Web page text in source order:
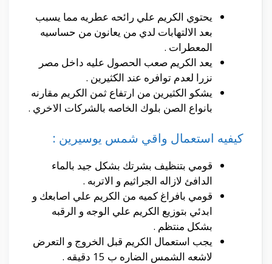
يحتوي الكريم علي رائحه عطريه مما يسبب
بعد الالتهابات لدي من يعانون من حساسيه
المعطرات .
يعد الكريم صعب الحصول عليه داخل مصر
نزرا لعدم توافره عند الكثيرين .
يشكو الكثيرين من ارتفاع ثمن الكريم مقارنه
بانواع الصن بلوك الخاصه بالشركات الاخري .
كيفيه استعمال واقي شمس يوسيرين :
قومي بتنظيف بشرتك بشكل جيد بالماء
الدافئ لازاله الجراثيم و الاتربه .
قومي بافراغ كميه من الكريم علي اصابعك و
ابدئي بتوزيع الكريم علي الوجه و الرقبه
بشكل منتظم .
يجب استعمال الكريم قبل الخروج و التعرض
لاشعه الشمس الضاره ب 15 دقيقه .